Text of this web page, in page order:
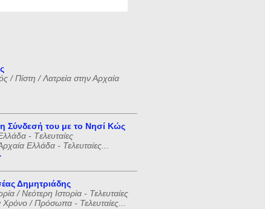
/ Πίστη / Λατρεία στην Αρχαία
Σύνδεσή του με το Νησί Κώς
- Tελευταίες
Ελλάδα - Τελευταίες...
Δημητριάδης
/ Νεότερη Ιστορία - Τελευταίες
Χρόνο / Πρόσωπα - Τελευταίες...